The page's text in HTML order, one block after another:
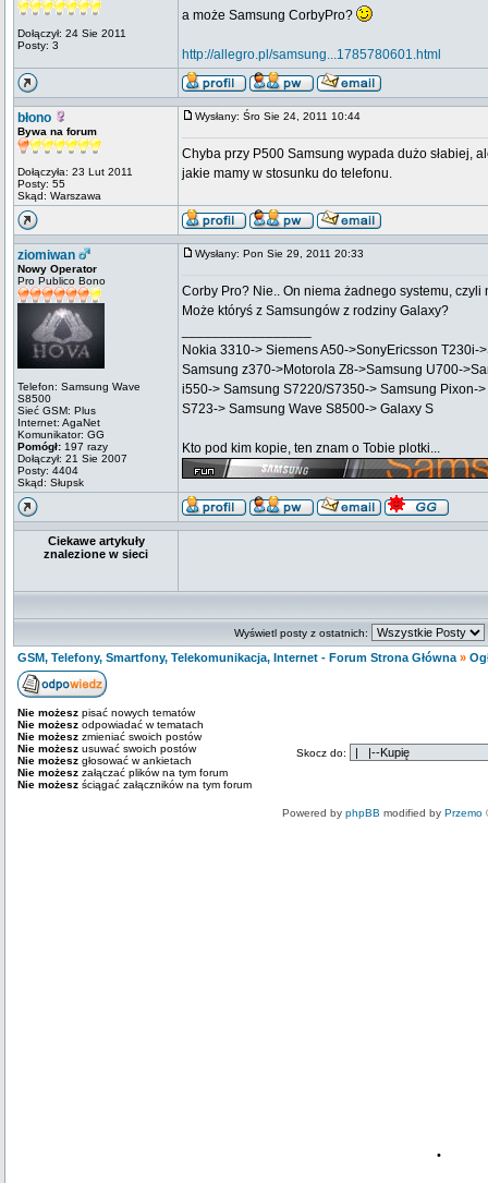
Dołączył: 24 Sie 2011
Posty: 3
a może Samsung CorbyPro?
http://allegro.pl/samsung...1785780601.html
błono
Bywa na forum
Dołączyła: 23 Lut 2011
Posty: 55
Skąd: Warszawa
Wysłany: Śro Sie 24, 2011 10:44
Chyba przy P500 Samsung wypada dużo słabiej,
jakie mamy w stosunku do telefonu.
ziomiwan
Nowy Operator
Pro Publico Bono
Telefon: Samsung Wave
S8500
Sieć GSM: Plus
Internet: AgaNet
Komunikator: GG
Pomógł: 197 razy
Dołączył: 21 Sie 2007
Posty: 4404
Skąd: Słupsk
Wysłany: Pon Sie 29, 2011 20:33
Corby Pro? Nie.. On niema żadnego systemu, czyli
Może któryś z Samsungów z rodziny Galaxy?
Nokia 3310-> Siemens A50->SonyEricsson
Samsung z370->Motorola Z8->Samsung U700-
i550-> Samsung S7220/S7350-> Samsung Pixon-
S723-> Samsung Wave S8500-> Galaxy S
Kto pod kim kopie, ten znam o Tobie plotki...
Ciekawe artykuły
znalezione w sieci
Wyświetl posty z ostatnich:
GSM, Telefony, Smartfony, Telekomunikacja, Internet - Forum Strona Główna »
Nie możesz pisać nowych tematów
Nie możesz odpowiadać w tematach
Nie możesz zmieniać swoich postów
Nie możesz usuwać swoich postów
Nie możesz głosować w ankietach
Nie możesz załączać plików na tym forum
Nie możesz ściągać załączników na tym forum
Skocz do:
Powered by phpBB modified by Przemo
•